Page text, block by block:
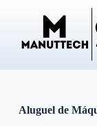
Aluguel de